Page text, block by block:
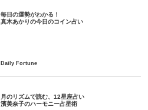
毎日の運勢がわかる！
月のリズムで読む、12星座占い